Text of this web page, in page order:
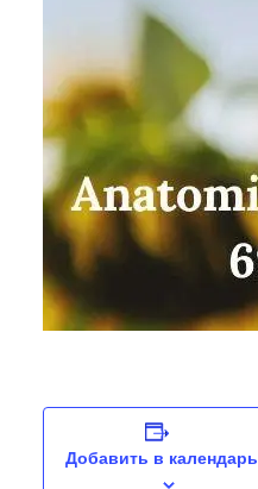
Добавить в календарь